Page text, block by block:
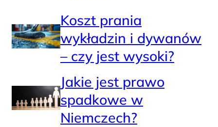
Koszt prania
wykładzin i dywanów
– czy jest wysoki?
Jakie jest prawo
spadkowe w
Niemczech?